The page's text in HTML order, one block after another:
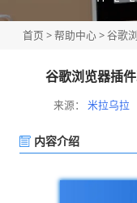
首页 >帮助中心> 谷歌
谷歌浏览器插
来源： 米拉乌拉
内容介绍